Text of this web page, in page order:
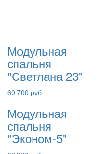
Модульная
спальня
"Светлана 23"
60 700 руб
Модульная
спальня
"Эконом-5"